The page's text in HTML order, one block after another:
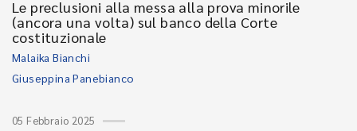
Le preclusioni alla messa alla prova minorile
(ancora una volta) sul banco della Corte
costituzionale
Malaika Bianchi
Giuseppina Panebianco
05 Febbraio 2025